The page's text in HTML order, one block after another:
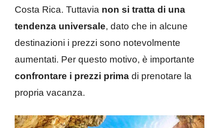
Costa Rica. Tuttavia non si tratta di una
tendenza universale, dato che in alcune
destinazioni i prezzi sono notevolmente
aumentati. Per questo motivo, è importante
confrontare i prezzi prima di prenotare la
propria vacanza.